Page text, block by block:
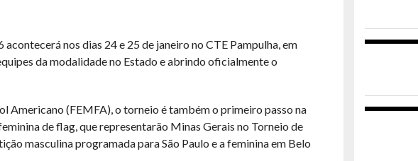
nos dias 24 e 25 de janeiro no CTE Pampulha, em
da modalidade no Estado e abrindo oficialmente o
Americano (FEMFA), o torneio é também o primeiro passo na
de flag, que representarão Minas Gerais no Torneio de
masculina programada para São Paulo e a feminina em Belo